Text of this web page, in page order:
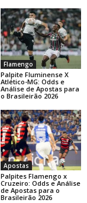
Flamengo
Palpite Fluminense X
Atlético-MG: Odds e
Análise de Apostas para
o Brasileirão 2026
Apostas
Palpites Flamengo x
Cruzeiro: Odds e Análise
de Apostas para o
Brasileirão 2026